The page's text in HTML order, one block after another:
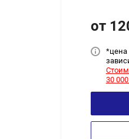
от
*цена
30